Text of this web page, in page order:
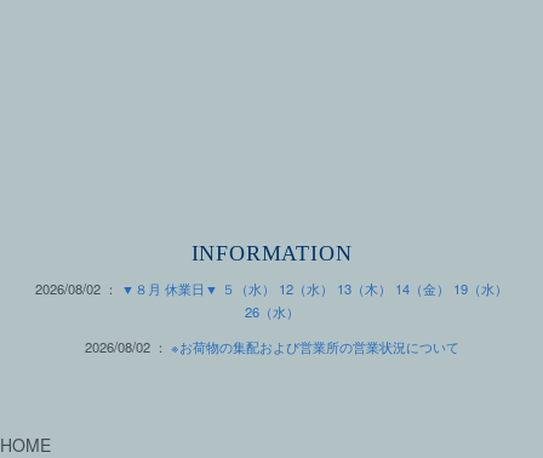
INFORMATION
2026/08/02 ：
▼８月 休業日▼ ５（水） 12（水） 13（木） 14（金） 19（水）
26（水）
2026/08/02 ： ※お荷物の集配および営業所の営業状況について
HOME